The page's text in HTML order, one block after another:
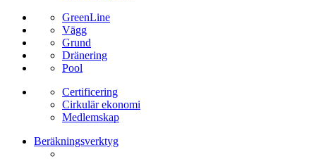
GreenLine
Vägg
Grund
Dränering
Pool
Certificering
Cirkulär ekonomi
Medlemskap
Beräkningsverktyg